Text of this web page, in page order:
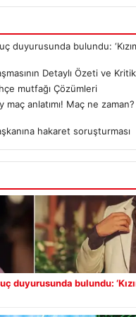
duyurusunda bulundu:
Detaylı Özeti ve
mutfağı Çözümleri
anlatımı! Maç ne
hakaret soruşturması
duyurusunda bulundu: